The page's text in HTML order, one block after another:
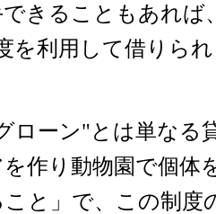
きることもあれば
を利用して借りら
ーン"とは単なる
を作り動物園で個体
と」で、この制度